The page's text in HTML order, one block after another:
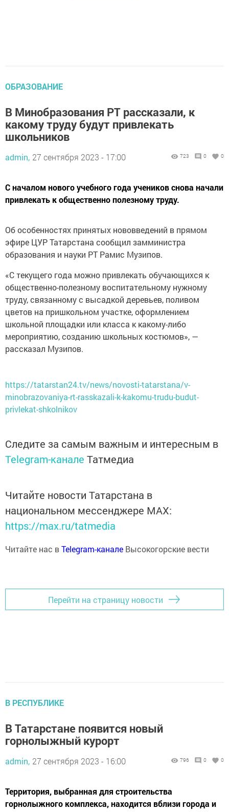
ОБРАЗОВАНИЕ
В Минобразования РТ рассказали, к
какому труду будут привлекать
школьников
admin, 27 сентября 2023 - 17:00 723 0 0
С началом нового учебного года учеников снова начали
привлекать к общественно полезному труду.
Об особенностях принятых нововведений в прямом
эфире ЦУР Татарстана сообщил замминистра
образования и науки РТ Рамис Музипов.
«С текущего года можно привлекать обучающихся к
общественно-полезному воспитательному нужному
труду, связанному с высадкой деревьев, поливом
цветов на пришкольном участке, оформлением
школьной площадки или класса к какому-либо
мероприятию, созданию школьных костюмов», —
рассказал Музипов.
https://tatarstan24.tv/news/novosti-tatarstana/v-
minobrazovaniya-rt-rasskazali-k-kakomu-trudu-budut-
privlekat-shkolnikov
Следите за самым важным и интересным в
Telegram-канале Татмедиа
Читайте новости Татарстана в
национальном мессенджере MАХ:
https://max.ru/tatmedia
Читайте нас вTelegram-канале Высокогорские вести
Перейти на страницу новости
В РЕСПУБЛИКЕ
В Татарстане появится новый
горнолыжный курорт
admin, 27 сентября 2023 - 16:00 796 0 0
Территория, выбранная для строительства
горнолыжного комплекса, находится вблизи города и